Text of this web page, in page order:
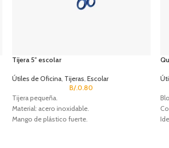
Tijera 5″ escolar
Útiles de Oficina, Tijeras, Escolar
B/.0.80
Tijera pequeña.
Material: acero inoxidable.
Mango de plástico fuerte.